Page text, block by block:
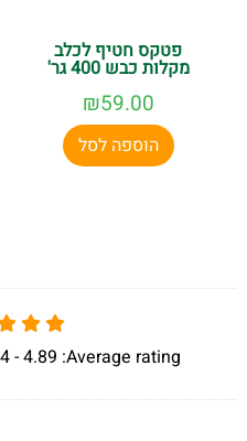
פטקס חטיף לכלב
מקלות כבש 400 גר'
₪59.00
הוספה לסל
Average rating:
4.89 -